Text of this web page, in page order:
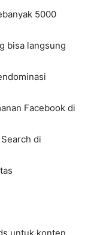
5000
bisa langsung
Facebook di
di